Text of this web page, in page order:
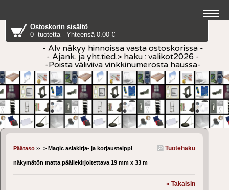
Ostoskorin sisältö
0 tuotetta - Yhteensä 0.00 €
- Alv näkyy hinnoissa vasta ostoskorissa -
- Ajank. ja yht.tied.> haku : valikot2026 -
-Poista väliviiva vinkkinumerosta haussa-
Tuotehaku
Päätaso ›› > Magic asiakirja- ja korjausteippi
näkymätön matta päällekirjoitettava 19 mm x 33 m
« Takaisin